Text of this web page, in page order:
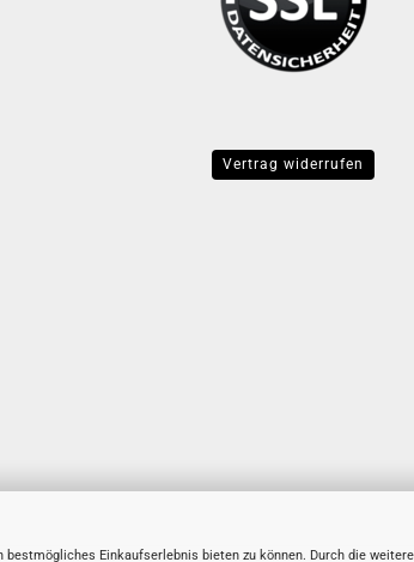
Einkaufserlebnis bieten zu können. Durch die
Vertrag widerrufen